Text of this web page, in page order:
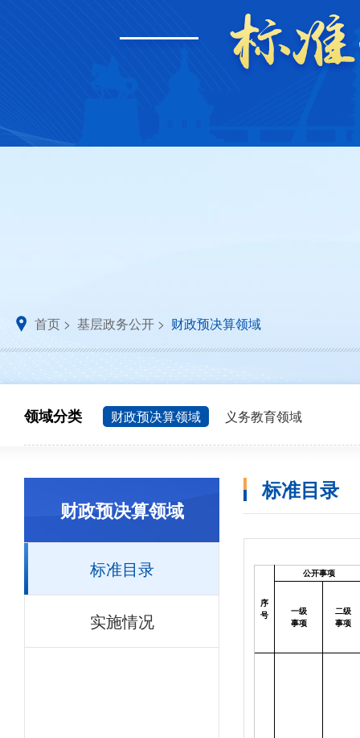
首页 > 基层政务公开 > 财政预决算领域
领域分类 财政预决算领域 义务教育领域
财政预决算领域
标准目录
实施情况
标准目录
序
号
公开事项
一级
事项
二级
事项